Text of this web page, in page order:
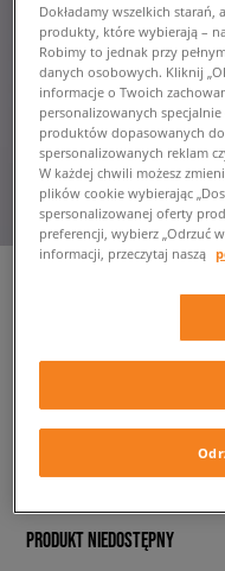
JORDAN T-SHIRT
damskie, koszulki
114,99 zł
PRODUKT NIEDOSTĘPNY
Dokładamy wszelkich starań,
produkty, które wybierają –
Robimy to jednak przy
danych osobowych. Kliknij
informacje o Twoich
personalizowanych
produktów dopasowanych
spersonalizowanych reklam
W każdej chwili możesz
plików cookie wybierając
spersonalizowanej oferty
preferencji, wybierz „Odrzuć
informacji, przeczytaj naszą